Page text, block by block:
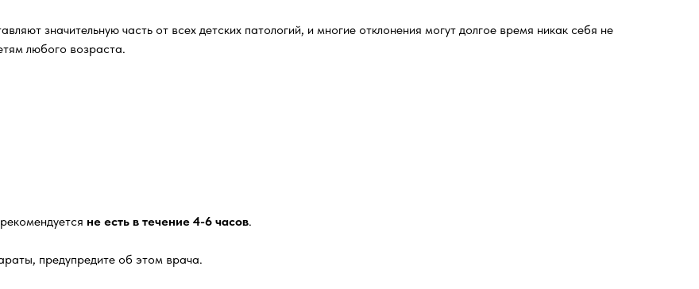
значительную часть от всех детских патологий, и многие отклонения могут долгое время никак себя не
любого возраста.
не есть в течение 4-6 часов.
предупредите об этом врача.